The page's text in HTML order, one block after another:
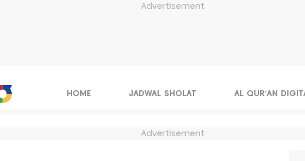
Advertisement
HOME JADWAL SHOLAT AL QUR'AN
Advertisement